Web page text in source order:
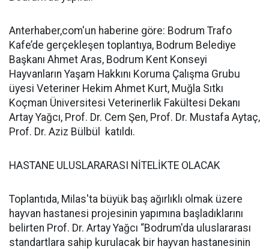
Anterhaber,com'un haberine göre: Bodrum Trafo
Kafe’de gerçekleşen toplantıya, Bodrum Belediye
Başkanı Ahmet Aras, Bodrum Kent Konseyi
Hayvanların Yaşam Hakkını Koruma Çalışma Grubu
üyesi Veteriner Hekim Ahmet Kurt, Muğla Sıtkı
Koçman Üniversitesi Veterinerlik Fakültesi Dekanı
Artay Yağcı, Prof. Dr. Cem Şen, Prof. Dr. Mustafa Aytaç,
Prof. Dr. Aziz Bülbül katıldı.
HASTANE ULUSLARARASI NİTELİKTE OLACAK
Toplantıda, Milas'ta büyük baş ağırlıklı olmak üzere
hayvan hastanesi projesinin yapımına başladıklarını
belirten Prof. Dr. Artay Yağcı “Bodrum'da uluslararası
standartlara sahip kurulacak bir hayvan hastanesinin